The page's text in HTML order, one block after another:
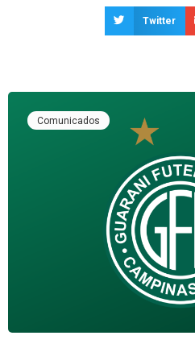
Twitter
Comunicados